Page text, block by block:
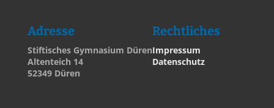
Adresse
Stiftisches Gymnasium Düren
Altenteich 14
52349 Düren
Rechtliches
Impressum
Datenschutz